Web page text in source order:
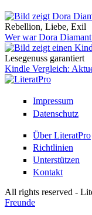
Rebellion, Liebe, Exil
Wer war Dora
Lesegenuss garantiert
Kindle Vergleich:
Impressum
Datenschutz
Über LiteratPro
Richtlinien
Unterstützen
Kontakt
All rights reserved -
Freunde